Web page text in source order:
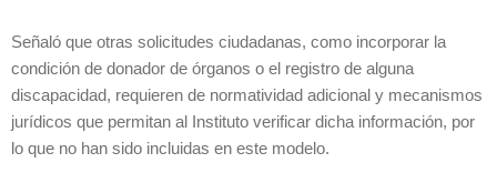
Señaló que otras solicitudes ciudadanas, como incorporar la
condición de donador de órganos o el registro de alguna
discapacidad, requieren de normatividad adicional y mecanismos
jurídicos que permitan al Instituto verificar dicha información, por
lo que no han sido incluidas en este modelo.